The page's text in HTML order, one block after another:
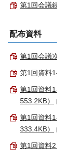
第1回会議
配布資料
第1回会議
第1回資料
第1回資料
553.2KB）
第1回資料
333.4KB）
第1回資料2